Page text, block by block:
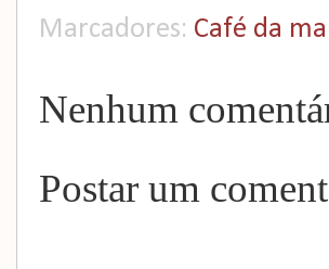
Marcadores: Café da
Nenhum
Postar um